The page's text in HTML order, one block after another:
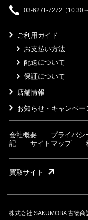
03-6271-7272（10:30
ご利用ガイド
お支払い方法
配送について
保証について
店舗情報
お知らせ・キャンペー
会社概要 プライバシ
記
サイトマップ
買取サイト
株式会社 SAKUMOBA 古物